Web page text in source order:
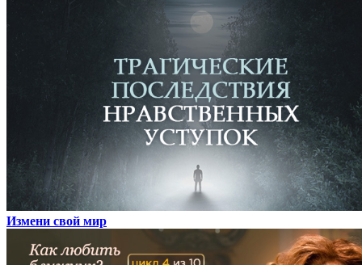
Измени свой мир